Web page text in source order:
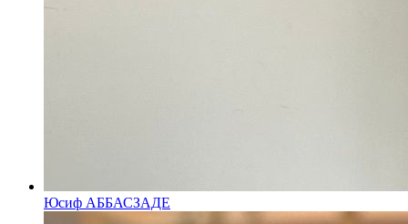
Юсиф АББАСЗАДЕ